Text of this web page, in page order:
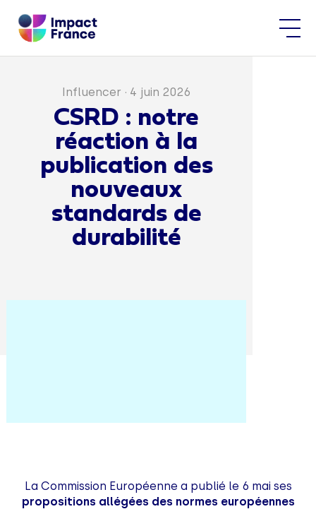
Influencer · 4 juin 2026
CSRD : notre
réaction à la
publication des
nouveaux
standards de
durabilité
La Commission Européenne a publié le 6 mai ses
propositions allégées des normes européennes